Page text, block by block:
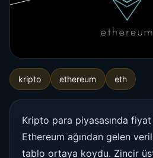
kripto ethereum eth
Kripto para piyasasında fiyat
Ethereum ağından gelen
tablo ortaya koydu. Zincir